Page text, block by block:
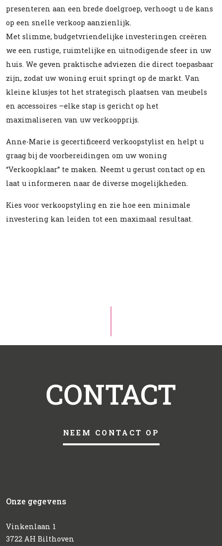
presenteren aan een brede doelgroep, verhoogt u de kans
op een snelle verkoop aanzienlijk.
Met slimme, budgetvriendelijke investeringen creëren
we een rustige, ruimtelijke en uitnodigende sfeer in uw
huis. We geven praktische adviezen die direct toepasbaar
zijn, zodat uw woning eruit springt op de markt. Van
kleine klusjes tot het strategisch plaatsen van meubels
en accessoires –elke stap is gericht op het
maximaliseren van uw verkoopprijs.
Anne-Marie is gecertificeerd verkoopstylist en helpt u
graag bij de voorbereidingen om uw woning
“Verkoopklaar” te maken. Neemt u gerust contact op en
laat u informeren naar de diverse mogelijkheden.
Kies voor verkoopstyling en zie hoe een minimale
investering kan leiden tot een maximaal resultaat.
CONTACT
NEEM CONTACT OP
Onze gegevens
Vinkenlaan 1
3722 AH Bilthoven